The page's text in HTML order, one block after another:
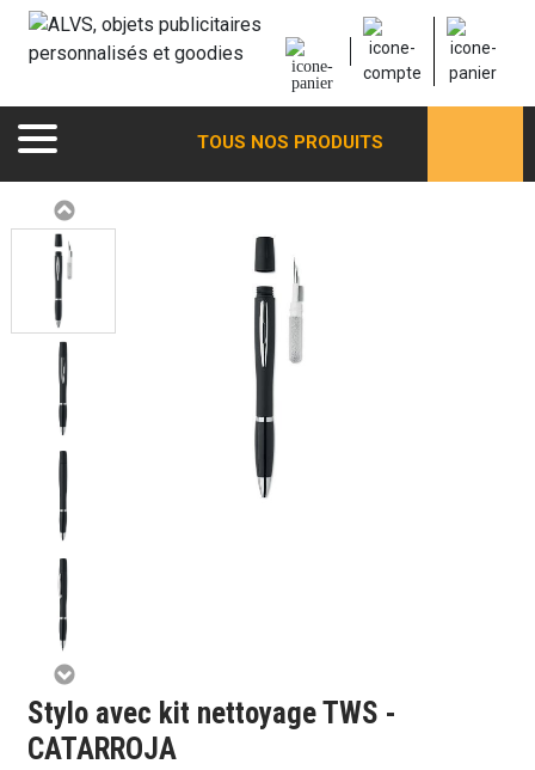
TOUS NOS PRODUITS
Stylo avec kit nettoyage TWS -
CATARROJA